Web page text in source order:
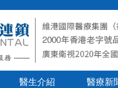
醫生介紹 醫療新